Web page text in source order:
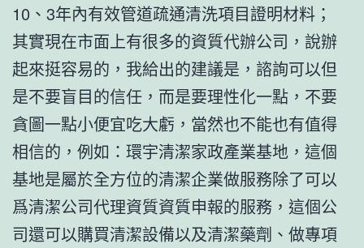
10、3年內有效管道疏通清洗項目證明材料；
其實現在市面上有很多的資質代辦公司，說辦
起來挺容易的，我給出的建議是，諮詢可以但
是不要盲目的信任，而是要理性化一點，不要
貪圖一點小便宜吃大虧，當然也不能也有值得
相信的，例如：環宇清潔家政產業基地，這個
基地是屬於全方位的清潔企業做服務除了可以
爲清潔公司代理資質資質申報的服務，這個公
司還可以購買清潔設備以及清潔藥劑、做專項